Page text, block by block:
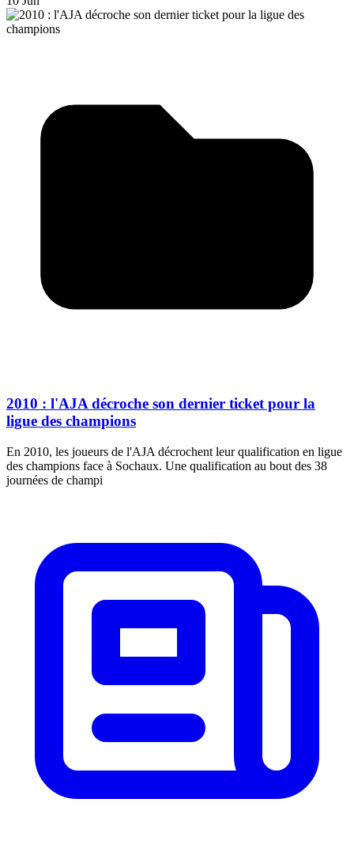
2010 : l'AJA décroche son dernier ticket pour la
ligue des champions
En 2010, les joueurs de l'AJA décrochent leur qualification en ligue
des champions face à Sochaux. Une qualification au bout des 38
journées de champi